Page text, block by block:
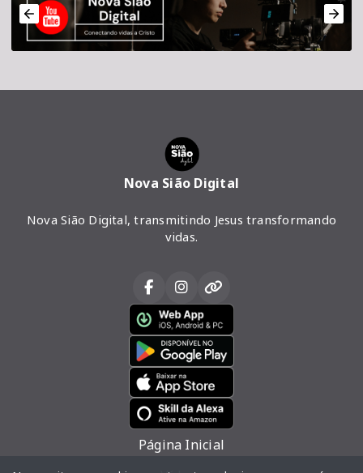
Nova Sião Digital
Nova Sião Digital, transmitindo Jesus transformando
vidas.
Página Inicial